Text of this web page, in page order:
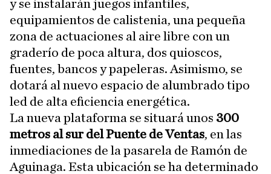
y se instalarán juegos infantiles,
equipamientos de calistenia, una pequeña
zona de actuaciones al aire libre con un
graderío de poca altura, dos quioscos,
fuentes, bancos y papeleras. Asimismo, se
dotará al nuevo espacio de alumbrado tipo
led de alta eficiencia energética.
La nueva plataforma se situará unos 300
metros al sur del Puente de Ventas, en las
inmediaciones de la pasarela de Ramón de
Aguinaga. Esta ubicación se ha determinado